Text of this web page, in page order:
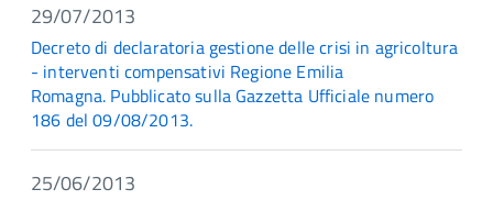
29/07/2013
Decreto di declaratoria gestione delle crisi in agricoltura
- interventi compensativi Regione Emilia
Romagna. Pubblicato sulla Gazzetta Ufficiale numero
186 del 09/08/2013.
25/06/2013